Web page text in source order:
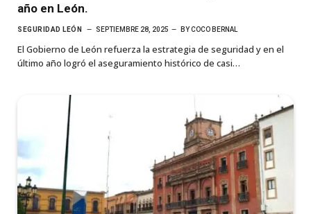
año en León.
SEGURIDAD LEÓN SEPTIEMBRE 28, 2025 BYCOCO BERNAL
El Gobierno de León refuerza la estrategia de seguridad y en el
último año logró el aseguramiento histórico de casi…